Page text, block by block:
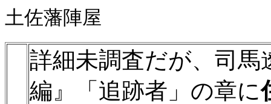
土佐藩陣屋
詳細未調査だが、司馬
編』「追跡者」の章に